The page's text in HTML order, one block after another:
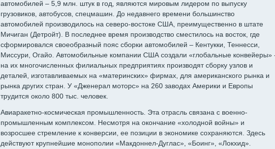
автомобилей – 5,9 млн. штук в год, являются мировым лидером по выпуску
грузовиков, автобусов, спецмашин. До недавнего времени большинство
автомобилей производилось на северо-востоке США, преимущественно в штате
Мичиган (Детройт). В последнее время производство сместилось на восток, где
сформировался своеобразный пояс сборки автомобилей – Кентукки, Теннесси,
Миссури, Огайо. Автомобильные компании США создали «глобальные конвейеры»
на их многочисленных филиальных предприятиях производят сборку узлов и
деталей, изготавливаемых на «материнских» фирмах, для американского рынка и
рынка других стран. У «Дженерал моторс» на 260 заводах Америки и Европы
трудится около 800 тыс. человек.
Авиаракетно-космическая промышленность. Эта отрасль связана с военно-
промышленным комплексом. Несмотря на окончание «холодной войны» и
возросшее стремление к конверсии, ее позиции в экономике сохраняются. Здесь
действуют крупнейшие монополии «Макдоннел-Дуглас», «Боинг», «Локхид».